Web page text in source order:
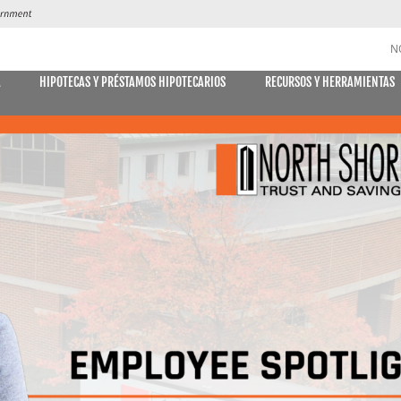
CUENTAS DE AHORRO y CD
Libreta de ahorro
Declaración Ahorro
Cuenta de Ahorro Kids Club
Cuentas del mercado monetario
Tipos actuales del mercado monetario
HIPOTECAS Y PRÉSTAMOS HIPOTECARIOS RECURSOS Y HERRAMIENTAS
E DECLARACIONES
PAGO DE